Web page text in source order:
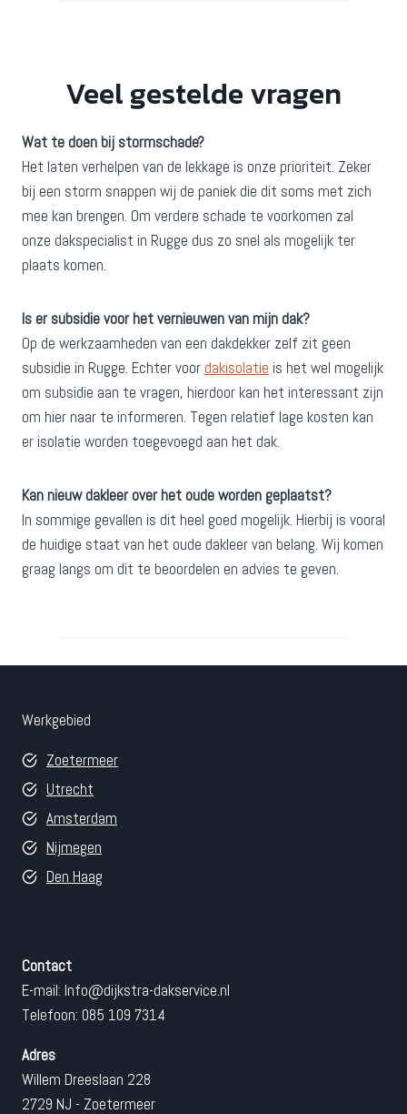
Veel gestelde vragen
Wat te doen bij stormschade?
Het laten verhelpen van de lekkage is onze prioriteit. Zeker
bij een storm snappen wij de paniek die dit soms met zich
mee kan brengen. Om verdere schade te voorkomen zal
onze dakspecialist in Rugge dus zo snel als mogelijk ter
plaats komen.
Is er subsidie voor het vernieuwen van mijn dak?
Op de werkzaamheden van een dakdekker zelf zit geen
subsidie in Rugge. Echter voor dakisolatie is het wel mogelijk
om subsidie aan te vragen, hierdoor kan het interessant zijn
om hier naar te informeren. Tegen relatief lage kosten kan
er isolatie worden toegevoegd aan het dak.
Kan nieuw dakleer over het oude worden geplaatst?
In sommige gevallen is dit heel goed mogelijk. Hierbij is vooral
de huidige staat van het oude dakleer van belang. Wij komen
graag langs om dit te beoordelen en advies te geven.
Werkgebied
Zoetermeer
Utrecht
Amsterdam
Nijmegen
Den Haag
Contact
E-mail: Info@dijkstra-dakservice.nl
Telefoon: 085 109 7314
Adres
Willem Dreeslaan 228
2729 NJ - Zoetermeer